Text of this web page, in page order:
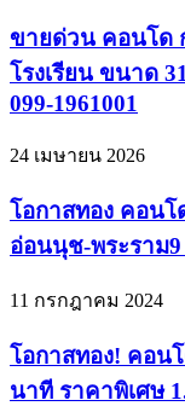
ขายด่วน คอนโด
โรงเรียน ขนาด
099-1961001
24 เมษายน 2026
โอกาสทอง คอน
อ่อนนุช-พระราม9
11 กรกฎาคม 2024
โอกาสทอง! คอน
นาที ราคาพิเศษ